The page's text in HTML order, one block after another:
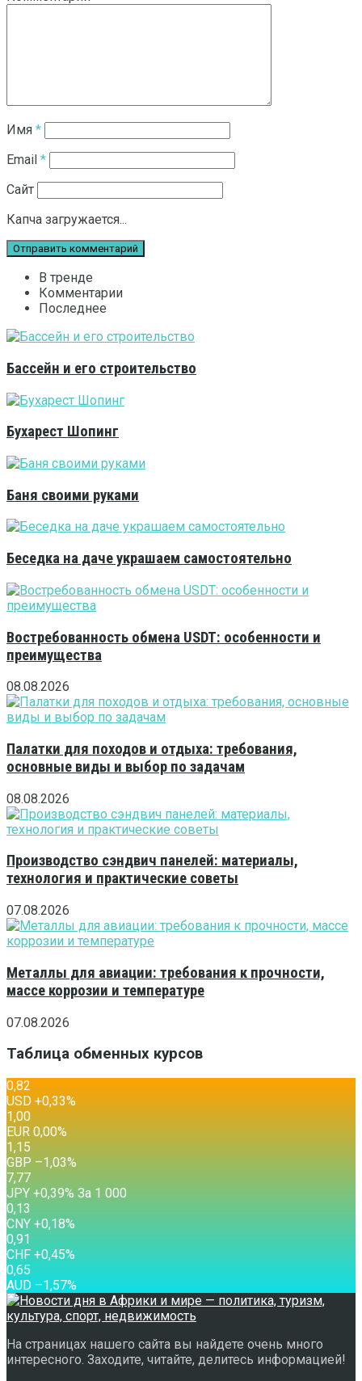
Имя *
Email *
Сайт
Капча загружается...
В тренде
Комментарии
Последнее
Бассейн и его строительство
Бухарест Шопинг
Баня своими руками
Беседка на даче украшаем самостоятельно
Востребованность обмена USDT: особенности и
преимущества
08.08.2026
Палатки для походов и отдыха: требования,
основные виды и выбор по задачам
08.08.2026
Производство сэндвич панелей: материалы,
технология и практические советы
07.08.2026
Металлы для авиации: требования к прочности,
массе коррозии и температуре
07.08.2026
Таблица обменных курсов
0,82
USD +0,33%
1,00
EUR 0,00%
1,15
GBP –1,03%
7,77
JPY +0,39% За 1 000
0,13
CNY +0,18%
0,91
CHF +0,45%
0,65
AUD –1,57%
На страницах нашего сайта вы найдете очень много
интересного. Заходите, читайте, делитесь информацией!